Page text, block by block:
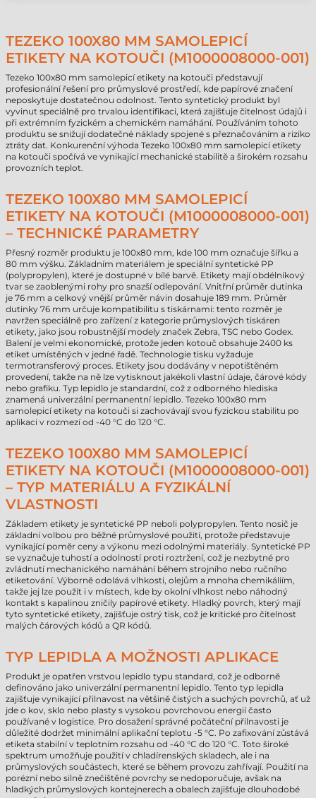
TEZEKO 100X80 MM SAMOLEPICÍ
ETIKETY NA KOTOUČI (M1000008000-001)
Tezeko 100x80 mm samolepicí etikety na kotouči představují
profesionální řešení pro průmyslové prostředí, kde papírové značení
neposkytuje dostatečnou odolnost. Tento syntetický produkt byl
vyvinut speciálně pro trvalou identifikaci, která zajišťuje čitelnost údajů i
při extrémním fyzickém a chemickém namáhání. Používáním tohoto
produktu se snižují dodatečné náklady spojené s přeznačováním a riziko
ztráty dat. Konkurenční výhoda Tezeko 100x80 mm samolepicí etikety
na kotouči spočívá ve vynikající mechanické stabilitě a širokém rozsahu
provozních teplot.
TEZEKO 100X80 MM SAMOLEPICÍ
ETIKETY NA KOTOUČI (M1000008000-001)
– TECHNICKÉ PARAMETRY
Přesný rozměr produktu je 100x80 mm, kde 100 mm označuje šířku a
80 mm výšku. Základním materiálem je speciální syntetické PP
(polypropylen), které je dostupné v bílé barvě. Etikety mají obdélníkový
tvar se zaoblenými rohy pro snazší odlepování. Vnitřní průměr dutinka
je 76 mm a celkový vnější průměr návin dosahuje 189 mm. Průměr
dutinky 76 mm určuje kompatibilitu s tiskárnami: tento rozměr je
navržen speciálně pro zařízení z kategorie průmyslových tiskáren
etikety, jako jsou robustnější modely značek Zebra, TSC nebo Godex.
Balení je velmi ekonomické, protože jeden kotouč obsahuje 2400 ks
etiket umístěných v jedné řadě. Technologie tisku vyžaduje
termotransferový proces. Etikety jsou dodávány v nepotištěném
provedení, takže na ně lze vytisknout jakékoli vlastní údaje, čárové kódy
nebo grafiku. Typ lepidlo je standardní, což z odborného hlediska
znamená univerzální permanentní lepidlo. Tezeko 100x80 mm
samolepicí etikety na kotouči si zachovávají svou fyzickou stabilitu po
aplikaci v rozmezí od -40 °C do 120 °C.
TEZEKO 100X80 MM SAMOLEPICÍ
ETIKETY NA KOTOUČI (M1000008000-001)
– TYP MATERIÁLU A FYZIKÁLNÍ
VLASTNOSTI
Základem etikety je syntetické PP neboli polypropylen. Tento nosič je
základní volbou pro běžné průmyslové použití, protože představuje
vynikající poměr ceny a výkonu mezi odolnými materiály. Syntetické PP
se vyznačuje tuhostí a odolností proti roztržení, což je nezbytné pro
zvládnutí mechanického namáhání během strojního nebo ručního
etiketování. Výborně odolává vlhkosti, olejům a mnoha chemikáliím,
takže jej lze použít i v místech, kde by okolní vlhkost nebo náhodný
kontakt s kapalinou zničily papírové etikety. Hladký povrch, který mají
tyto syntetické etikety, zajišťuje ostrý tisk, což je kritické pro čitelnost
malých čárových kódů a QR kódů.
TYP LEPIDLA A MOŽNOSTI APLIKACE
Produkt je opatřen vrstvou lepidlo typu standard, což je odborně
definováno jako univerzální permanentní lepidlo. Tento typ lepidla
zajišťuje vynikající přilnavost na většině čistých a suchých povrchů, ať už
jde o kov, sklo nebo plasty s vysokou povrchovou energií často
používané v logistice. Pro dosažení správné počáteční přilnavosti je
důležité dodržet minimální aplikační teplotu -5 °C. Po zafixování zůstává
etiketa stabilní v teplotním rozsahu od -40 °C do 120 °C. Toto široké
spektrum umožňuje použití v chladírenských skladech, ale i na
průmyslových součástech, které se během provozu zahřívají. Použití na
porézní nebo silně znečištěné povrchy se nedoporučuje, avšak na
hladkých průmyslových kontejnerech a obalech zajišťuje dlouhodobé